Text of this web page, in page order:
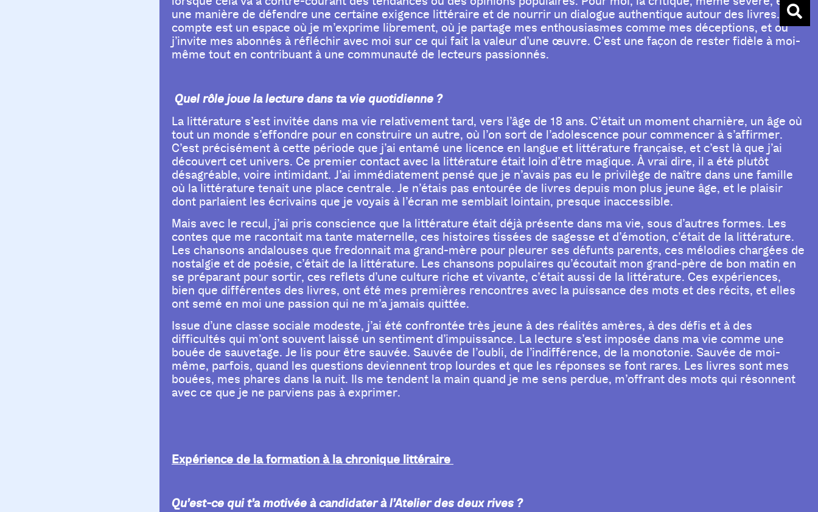
une manière de défendre une certaine exigence littéraire et de nourrir un dialogue authentique autour des livres. Ce
compte est un espace où je m’exprime librement, où je partage mes enthousiasmes comme mes déceptions, et où
j’invite mes abonnés à réfléchir avec moi sur ce qui fait la valeur d’une œuvre. C’est une façon de rester fidèle à moi-
même tout en contribuant à une communauté de lecteurs passionnés.
Quel rôle joue la lecture dans ta vie quotidienne ?
La littérature s’est invitée dans ma vie relativement tard, vers l’âge de 18 ans. C’était un moment charnière, un âge où
tout un monde s’effondre pour en construire un autre, où l’on sort de l’adolescence pour commencer à s’affirmer.
C’est précisément à cette période que j’ai entamé une licence en langue et littérature française, et c’est là que j’ai
découvert cet univers. Ce premier contact avec la littérature était loin d’être magique. À vrai dire, il a été plutôt
désagréable, voire intimidant. J’ai immédiatement pensé que je n’avais pas eu le privilège de naître dans une famille
où la littérature tenait une place centrale. Je n’étais pas entourée de livres depuis mon plus jeune âge, et le plaisir
dont parlaient les écrivains que je voyais à l’écran me semblait lointain, presque inaccessible.
Mais avec le recul, j’ai pris conscience que la littérature était déjà présente dans ma vie, sous d’autres formes. Les
contes que me racontait ma tante maternelle, ces histoires tissées de sagesse et d’émotion, c’était de la littérature.
Les chansons andalouses que fredonnait ma grand-mère pour pleurer ses défunts parents, ces mélodies chargées de
nostalgie et de poésie, c’était de la littérature. Les chansons populaires qu’écoutait mon grand-père de bon matin en
se préparant pour sortir, ces reflets d’une culture riche et vivante, c’était aussi de la littérature. Ces expériences,
bien que différentes des livres, ont été mes premières rencontres avec la puissance des mots et des récits, et elles
ont semé en moi une passion qui ne m’a jamais quittée.
Issue d’une classe sociale modeste, j’ai été confrontée très jeune à des réalités amères, à des défis et à des
difficultés qui m’ont souvent laissé un sentiment d’impuissance. La lecture s’est imposée dans ma vie comme une
bouée de sauvetage. Je lis pour être sauvée. Sauvée de l’oubli, de l’indifférence, de la monotonie. Sauvée de moi-
même, parfois, quand les questions deviennent trop lourdes et que les réponses se font rares. Les livres sont mes
bouées, mes phares dans la nuit. Ils me tendent la main quand je me sens perdue, m’offrant des mots qui résonnent
avec ce que je ne parviens pas à exprimer.
Expérience de la formation à la chronique littéraire
Qu’est-ce qui t’a motivée à candidater à l’Atelier des deux rives ?